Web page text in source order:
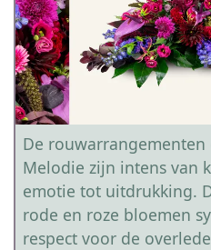
De
Melodie zijn intens van
emotie tot uitdrukking.
rode en roze bloemen
respect voor de